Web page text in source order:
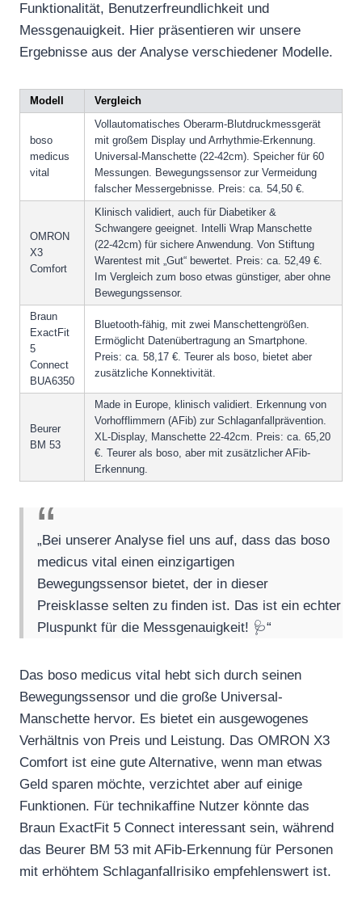
Funktionalität, Benutzerfreundlichkeit und
Messgenauigkeit. Hier präsentieren wir unsere
Ergebnisse aus der Analyse verschiedener Modelle.
Modell Vergleich
boso
medicus
vital
Vollautomatisches Oberarm-Blutdruckmessgerät
mit großem Display und Arrhythmie-Erkennung.
Universal-Manschette (22-42cm). Speicher für 60
Messungen. Bewegungssensor zur Vermeidung
falscher Messergebnisse. Preis: ca. 54,50 €.
OMRON
X3
Comfort
Klinisch validiert, auch für Diabetiker &
Schwangere geeignet. Intelli Wrap Manschette
(22-42cm) für sichere Anwendung. Von Stiftung
Warentest mit „Gut“ bewertet. Preis: ca. 52,49 €.
Im Vergleich zum boso etwas günstiger, aber ohne
Bewegungssensor.
Braun
ExactFit
5
Connect
BUA6350
Bluetooth-fähig, mit zwei Manschettengrößen.
Ermöglicht Datenübertragung an Smartphone.
Preis: ca. 58,17 €. Teurer als boso, bietet aber
zusätzliche Konnektivität.
Beurer
BM 53
Made in Europe, klinisch validiert. Erkennung von
Vorhofflimmern (AFib) zur Schlaganfallprävention.
XL-Display, Manschette 22-42cm. Preis: ca. 65,20
€. Teurer als boso, aber mit zusätzlicher AFib-
Erkennung.
„Bei unserer Analyse fiel uns auf, dass das boso
medicus vital einen einzigartigen
Bewegungssensor bietet, der in dieser
Preisklasse selten zu finden ist. Das ist ein echter
Pluspunkt für die Messgenauigkeit! 🩺“
Das boso medicus vital hebt sich durch seinen
Bewegungssensor und die große Universal-
Manschette hervor. Es bietet ein ausgewogenes
Verhältnis von Preis und Leistung. Das OMRON X3
Comfort ist eine gute Alternative, wenn man etwas
Geld sparen möchte, verzichtet aber auf einige
Funktionen. Für technikaffine Nutzer könnte das
Braun ExactFit 5 Connect interessant sein, während
das Beurer BM 53 mit AFib-Erkennung für Personen
mit erhöhtem Schlaganfallrisiko empfehlenswert ist.